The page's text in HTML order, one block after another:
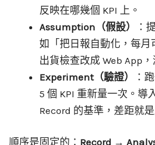
反映在哪幾個 KPI 上。
Assumption（假設）
：
如「把日報自動化，每
出貨檢查改成 Web App
Experiment（驗證）
：
5 個 KPI 重新量一次。導
Record 的基準，差距就是
順序是固定的： Record →